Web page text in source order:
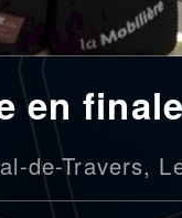
en finale
de-Travers,